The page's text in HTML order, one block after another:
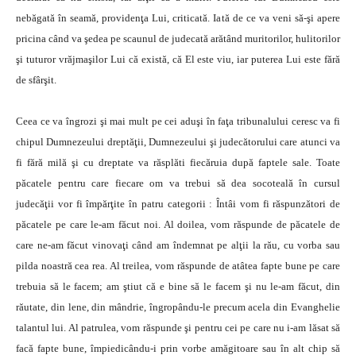
nebăgată în seamă, providenţa Lui, criticată. Iată de ce va veni să-şi apere
pricina când va şedea pe scaunul de judecată arătând muritorilor, hulitorilor
şi tuturor vrăjmaşilor Lui că există, că El este viu, iar puterea Lui este fără
de sfârşit.
Ceea ce va îngrozi şi mai mult pe cei aduşi în faţa tribunalului ceresc va fi
chipul Dumnezeului dreptăţii, Dumnezeului şi judecătorului care atunci va
fi fără milă şi cu dreptate va răsplăti fiecăruia după faptele sale. Toate
păcatele pentru care fiecare om va trebui să dea socoteală în cursul
judecăţii vor fi împărţite în patru categorii : Întâi vom fi răspunzători de
păcatele pe care le-am făcut noi. Al doilea, vom răspunde de păcatele de
care ne-am făcut vinovaţi când am îndemnat pe alţii la rău, cu vorba sau
pilda noastră cea rea. Al treilea, vom răspunde de atâtea fapte bune pe care
trebuia să le facem; am ştiut că e bine să le facem şi nu le-am făcut, din
răutate, din lene, din mândrie, îngropându-le precum acela din Evanghelie
talantul lui. Al patrulea, vom răspunde şi pentru cei pe care nu i-am lăsat să
facă fapte bune, împiedicându-i prin vorbe amăgitoare sau în alt chip să